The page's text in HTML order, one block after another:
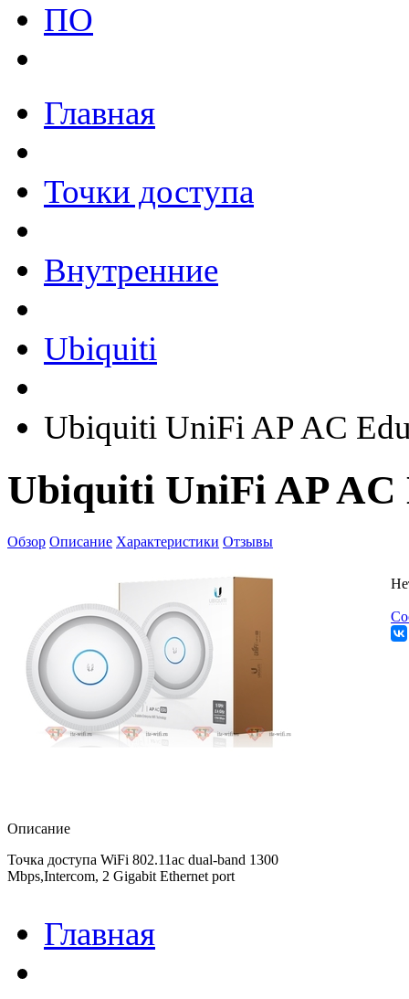
ПО
Главная
Точки доступа
Внутренние
Ubiquiti
Ubiquiti UniFi AP AC
Ubiquiti UniFi AP AC
Обзор Описание Характеристики Отзывы
Описание
Точка доступа WiFi 802.11ac dual-band 1300
Mbps,Intercom, 2 Gigabit Ethernet port
Главная